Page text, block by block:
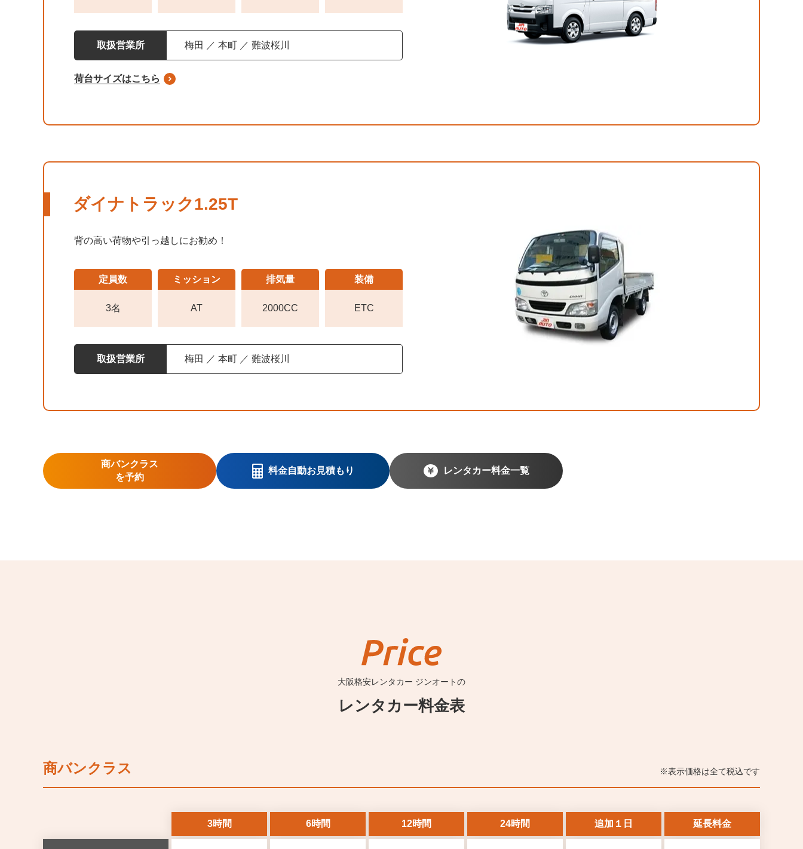
取扱営業所 梅田 ／ 本町 ／ 難波桜川
荷台サイズはこちら
ダイナトラック1.25T
背の高い荷物や引っ越しにお勧め！
定員数 ミッション 排気量 装備
3名 AT 2000CC ETC
取扱営業所 梅田 ／ 本町 ／ 難波桜川
商バンクラス
を予約
料金自動お見積もり レンタカー料金一覧
大阪格安レンタカー ジンオートの
レンタカー料金表
商バンクラス 表示価格は全て税込です
3時間 6時間 12時間 24時間 追加１日 延長料金